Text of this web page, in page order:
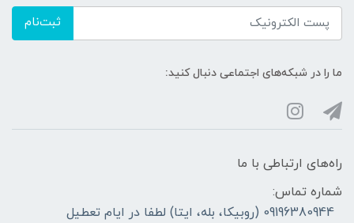
ثبت‌نام
ما را در شبکه‌های اجتماعی دنبال کنید:
راه‌های ارتباطی با ما
شماره تماس:
09196380944 (روبیکا، بله، ایتا) لطفا در ایام تعطیل